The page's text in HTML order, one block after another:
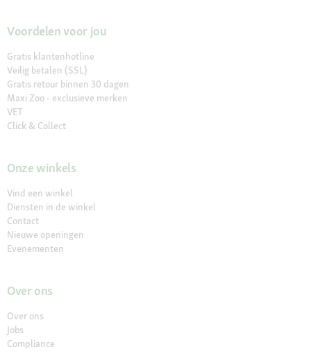
Voordelen voor jou
Gratis klantenhotline
Veilig betalen (SSL)
Gratis retour binnen 30 dagen
Maxi Zoo - exclusieve merken
VET
Click & Collect
Onze winkels
Vind een winkel
Diensten in de winkel
Contact
Nieuwe openingen
Evenementen
Over ons
Over ons
Jobs
Compliance